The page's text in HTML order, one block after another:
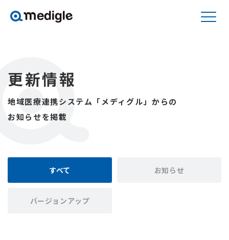
更新情報
地域医療連携システム「メディグル」からの
お知らせを掲載
すべて お知らせ
バージョンアップ